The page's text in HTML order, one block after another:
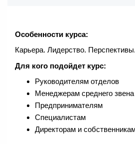
Особенности курса:
Карьера. Лидерство. Перспективы.
Для кого подойдет курс:
Руководителям отделов
Менеджерам среднего звена
Предпринимателям
Специалистам
Директорам и